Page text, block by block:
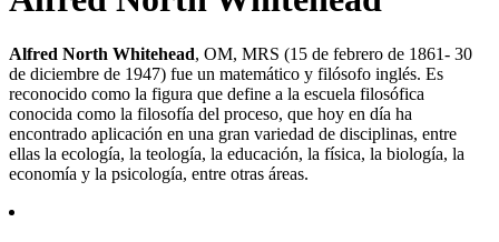
Alfred North Whitehead, OM, MRS (15 de febrero de 1861- 30
de diciembre de 1947) fue un matemático y filósofo inglés. Es
reconocido como la figura que define a la escuela filosófica
conocida como la filosofía del proceso,​ que hoy en día ha
encontrado aplicación en una gran variedad de disciplinas, entre
ellas la ecología, la teología, la educación, la física, la biología, la
economía y la psicología, entre otras áreas.